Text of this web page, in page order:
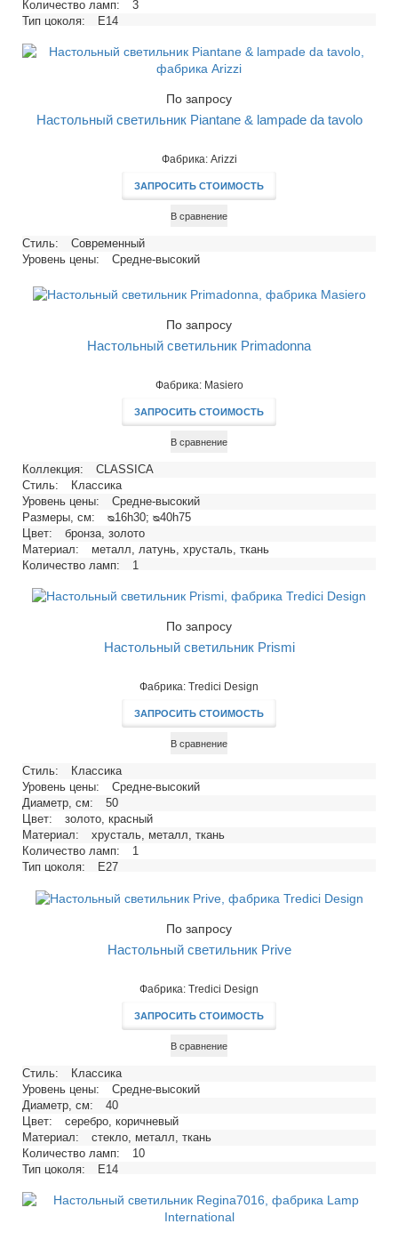
Количество ламп:
3
Тип цоколя:
E14
Максимальная мощность ламп, Вт:
40
По запросу
Настольный светильник Piantane & lampade da tavolo
Фабрика: Arizzi
ЗАПРОСИТЬ СТОИМОСТЬ
В сравнение
Стиль:
Современный
Уровень цены:
Средне-высокий
По запросу
Настольный светильник Primadonna
Фабрика: Masiero
ЗАПРОСИТЬ СТОИМОСТЬ
В сравнение
Коллекция:
CLASSICA
Стиль:
Классика
Уровень цены:
Средне-высокий
Размеры, см:
ᴓ16h30; ᴓ40h75
Цвет:
бронза, золото
Материал:
металл, латунь, хрусталь, ткань
Количество ламп:
1
Напряжение, В:
220
По запросу
Настольный светильник Prismi
Фабрика: Tredici Design
ЗАПРОСИТЬ СТОИМОСТЬ
В сравнение
Стиль:
Классика
Уровень цены:
Средне-высокий
Диаметр, см:
50
Цвет:
золото, красный
Материал:
хрусталь, металл, ткань
Количество ламп:
1
Тип цоколя:
E27
Максимальная мощность ламп, Вт:
60
По запросу
Настольный светильник Prive
Фабрика: Tredici Design
ЗАПРОСИТЬ СТОИМОСТЬ
В сравнение
Стиль:
Классика
Уровень цены:
Средне-высокий
Диаметр, см:
40
Цвет:
серебро, коричневый
Материал:
стекло, металл, ткань
Количество ламп:
10
Тип цоколя:
E14
Максимальная мощность ламп, Вт:
40